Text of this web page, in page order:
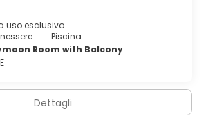
uso esclusivo
Piscina
Room with Balcony
Dettagli